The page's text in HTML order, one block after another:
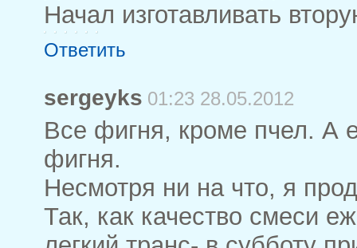
Начал изготавливать
Ответить
sergeyks 01:23 28.05.2012
Все фигня, кроме пчел. А
фигня.
Несмотря ни на что, я
Так, как качество смеси